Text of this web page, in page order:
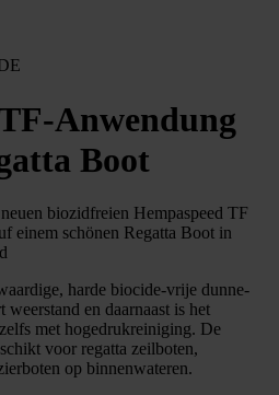
Anwendung
Boot
biozidfreien Hempaspeed TF
einem schönen Regatta Boot in
harde biocide-vrije dunne-
en daarnaast is het
met hogedrukreiniging. De
voor regatta zeilboten,
op binnenwateren.